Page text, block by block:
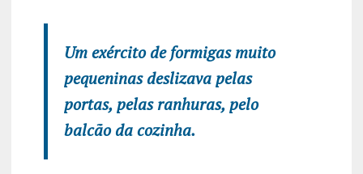
Um exército de formigas muito
pequeninas deslizava pelas
portas, pelas ranhuras, pelo
balcão da cozinha.